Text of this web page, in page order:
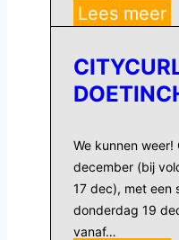
Lees meer
We kunnen weer!
december (bij
17 dec), met een
donderdag 19
vanaf…